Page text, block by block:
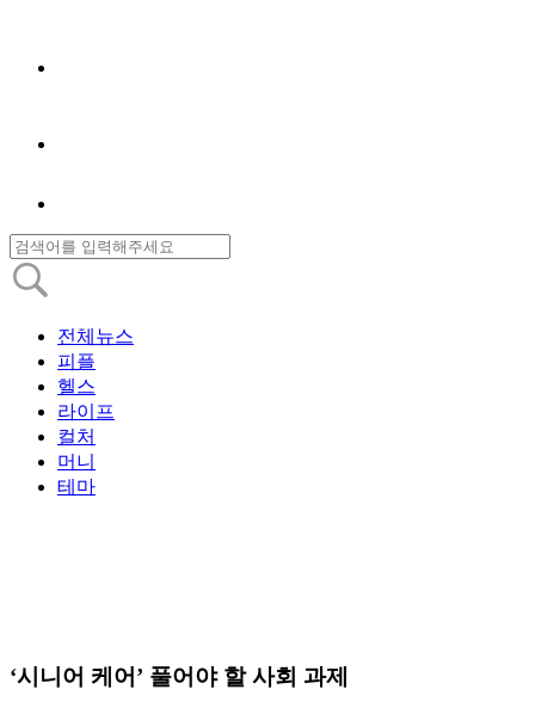
전체뉴스
피플
헬스
라이프
컬처
머니
테마
‘시니어 케어’ 풀어야 할 사회 과제